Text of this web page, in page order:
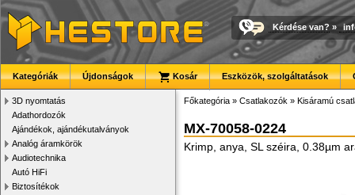
Kérdése van? »
Kategóriák Újdonságok Kosár Eszközök, szolgáltatások
3D nyomtatás
Adathordozók
Ajándékok, ajándékutalványok
Analóg áramkörök
Audiotechnika
Autó HiFi
Biztosítékok
Főkategória » Csatlakozók » Kisáramú
MX-70058-0224
Krimp, anya, SL széira, 0.38µm